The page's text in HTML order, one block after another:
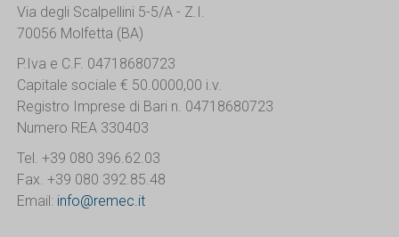
Via degli Scalpellini 5-5/A - Z.I.
70056 Molfetta (BA)
P.Iva e C.F. 04718680723
Capitale sociale € 50.0000,00 i.v.
Registro Imprese di Bari n. 04718680723
Numero REA 330403
Tel. +39 080 396.62.03
Fax. +39 080 392.85.48
Email: info@remec.it